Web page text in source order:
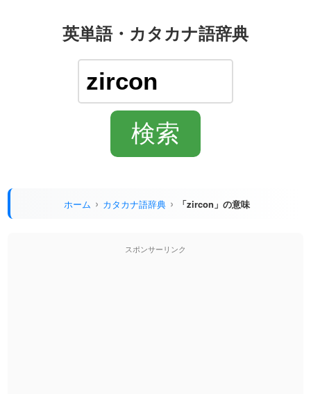
英単語・カタカナ語辞典
ホーム カタカナ語辞典 「zircon」の意味
スポンサーリンク